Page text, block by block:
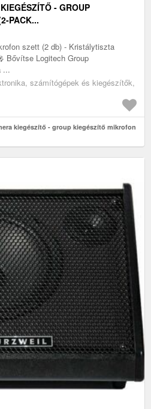
- GROUP
PACK...
szett (2 db) - Kristálytiszta
Bővítse Logitech Group
...
számítógépek és kiegészítők,
kiegészítő - group kiegészítő mikrofon